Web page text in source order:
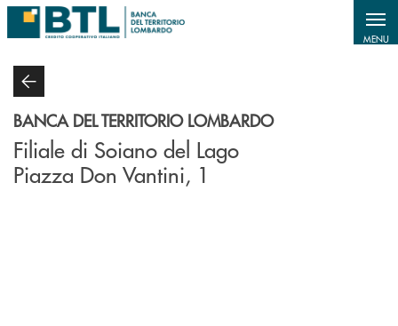
Salta al contenuto principale
MENU
BANCA DEL TERRITORIO LOMBARDO
Filiale di Soiano del Lago
Piazza Don Vantini, 1